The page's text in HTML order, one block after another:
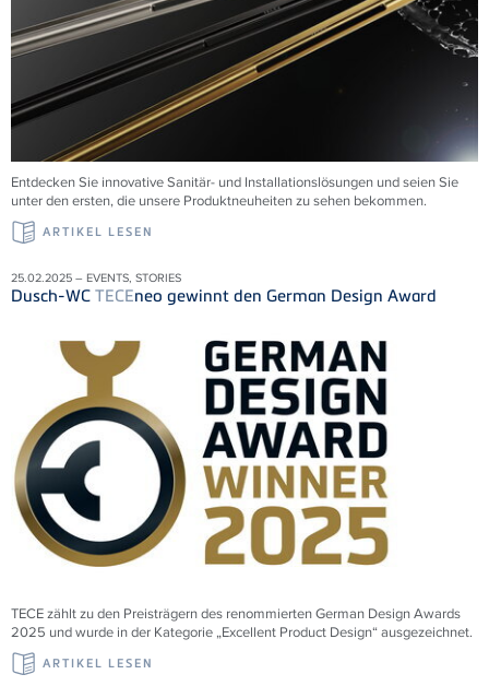
Entdecken Sie innovative Sanitär- und Installationslösungen und seien Sie
unter den ersten, die unsere Produktneuheiten zu sehen bekommen.
ARTIKEL LESEN
25.02.2025 – EVENTS, STORIES
Dusch-WC TECEneo gewinnt den German Design Award
TECE zählt zu den Preisträgern des renommierten German Design Awards
2025 und wurde in der Kategorie „Excellent Product Design“ ausgezeichnet.
ARTIKEL LESEN